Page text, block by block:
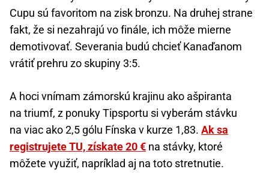
Cupu sú favoritom na zisk bronzu. Na druhej strane
fakt, že si nezahrajú vo finále, ich môže mierne
demotivovať. Severania budú chcieť Kanaďanom
vrátiť prehru zo skupiny 3:5.
A hoci vnímam zámorskú krajinu ako ašpiranta
na triumf, z ponuky Tipsportu si vyberám stávku
na viac ako 2,5 gólu Fínska v kurze 1,83. Ak sa
registrujete TU, získate 20 € na stávky, ktoré
môžete využiť, napríklad aj na toto stretnutie.